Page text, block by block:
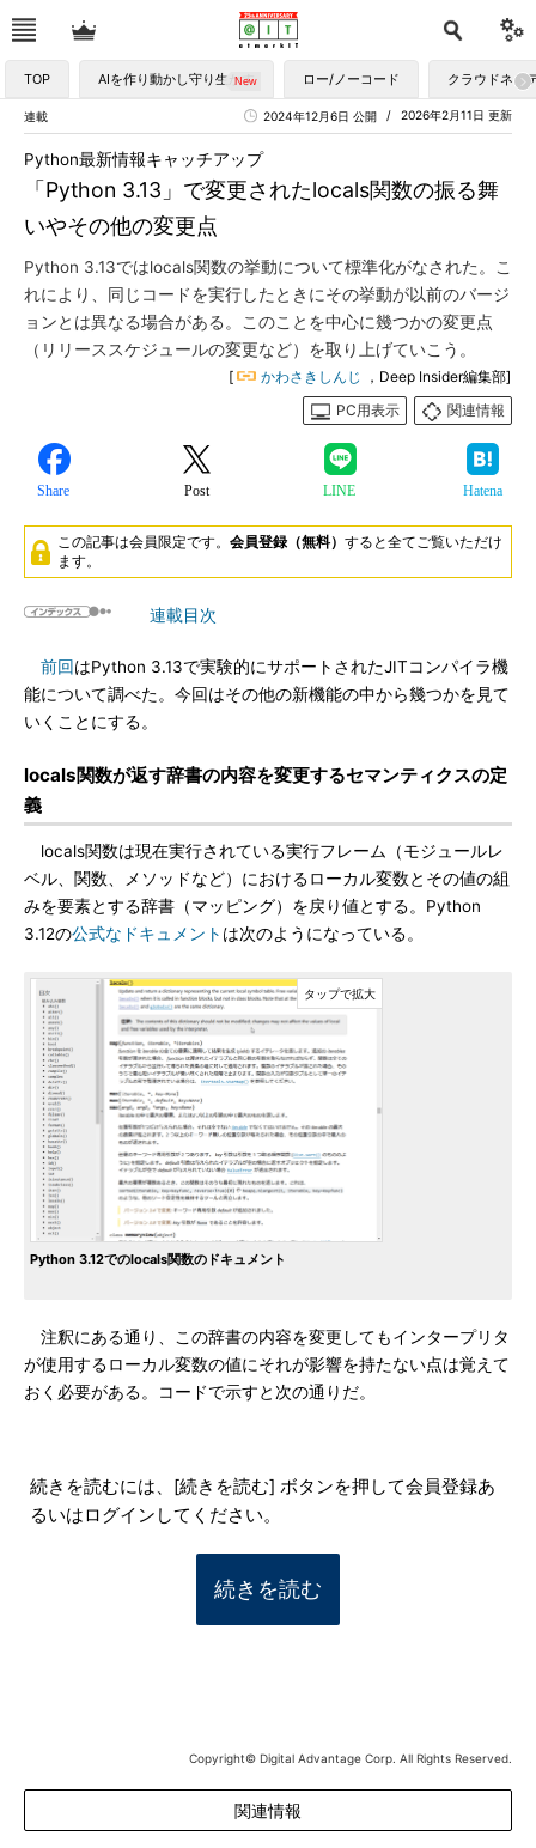
TOP AIを作り動かし守り生かす ロー/ノーコード クラウドネイ
連載 2026年2月11日 更新
2024年12月6日 公開
「Python 3.13」で変更されたlocals関数の振る舞
いやその他の変更点
Python最新情報キャッチアップ
Python 3.13ではlocals関数の挙動について標準化がなされた。こ
れにより、同じコードを実行したときにその挙動が以前のバージ
ョンとは異なる場合がある。このことを中心に幾つかの変更点
（リリーススケジュールの変更など）を取り上げていこう。
[ かわさきしんじ
，Deep Insider編集部]
PC用表示
関連情報
Share Post LINE Hatena
この記事は会員限定です。 会員登録（無料） すると全てご覧いただけ
ます。
連載目次
前回はPython 3.13で実験的にサポートされたJITコンパイラ機
能について調べた。今回はその他の新機能の中から幾つかを見て
いくことにする。
locals関数が返す辞書の内容を変更するセマンティクスの定
義
locals関数は現在実行されている実行フレーム（モジュールレ
ベル、関数、メソッドなど）におけるローカル変数とその値の組
みを要素とする辞書（マッピング）を戻り値とする。Python
3.12の公式なドキュメント は次のようになっている。
Python 3.12でのlocals関数のドキュメント
注釈にある通り、この辞書の内容を変更してもインタープリタ
が使用するローカル変数の値にそれが影響を持たない点は覚えて
おく必要がある。コードで示すと次の通りだ。
続きを読むには、[続きを読む] ボタンを押して会員登録あ
るいはログインしてください。
続きを読む
Copyright© Digital Advantage Corp. All Rights Reserved.
関連情報